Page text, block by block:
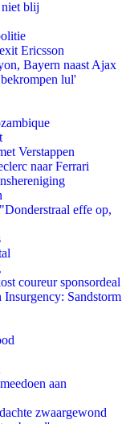
blij
Ericsson
Bayern naast Ajax
lul'
Verstappen
naar Ferrari
effe op,
coureur sponsordeal
Sandstorm
aan
zwaargewond